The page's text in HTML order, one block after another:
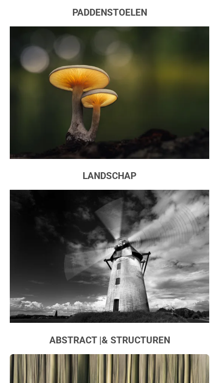
PADDENSTOELEN
LANDSCHAP
ABSTRACT |& STRUCTUREN